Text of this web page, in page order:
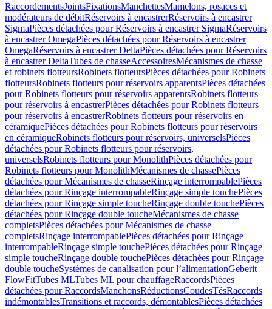
RaccordementsJointsFixationsManchettesMamelons, rosaces et
modérateurs de débitRéservoirs à encastrerRéservoirs à encastrer
SigmaPièces détachées pour Réservoirs à encastrer SigmaRéservoirs
à encastrer OmegaPièces détachées pour Réservoirs à encastrer
OmegaRéservoirs à encastrer DeltaPièces détachées pour Réservoirs
à encastrer DeltaTubes de chasseAccessoiresMécanismes de chasse
et robinets flotteursRobinets flotteursPièces détachées pour Robinets
flotteursRobinets flotteurs pour réservoirs apparentsPièces détachées
pour Robinets flotteurs pour réservoirs apparentsRobinets flotteurs
pour réservoirs à encastrerPièces détachées pour Robinets flotteurs
pour réservoirs à encastrerRobinets flotteurs pour réservoirs en
céramiquePièces détachées pour Robinets flotteurs pour réservoirs
en céramiqueRobinets flotteurs pour réservoirs, universelsPièces
détachées pour Robinets flotteurs pour réservoirs,
universelsRobinets flotteurs pour MonolithPièces détachées pour
Robinets flotteurs pour MonolithMécanismes de chassePièces
détachées pour Mécanismes de chasseRinçage interrompablePièces
détachées pour Rinçage interrompableRinçage simple touchePièces
détachées pour Rinçage simple toucheRinçage double touchePièces
détachées pour Rinçage double toucheMécanismes de chasse
completsPièces détachées pour Mécanismes de chasse
completsRinçage interrompablePièces détachées pour Rinçage
interrompableRinçage simple touchePièces détachées pour Rinçage
simple toucheRinçage double touchePièces détachées pour Rinçage
double toucheSystèmes de canalisation pour l’alimentationGeberit
FlowFitTubes MLTubes ML pour chauffageRaccordsPièces
détachées pour RaccordsManchonsRéductionsCoudesTésRaccords
indémontablesTransitions et raccords, démontablesPièces détachées